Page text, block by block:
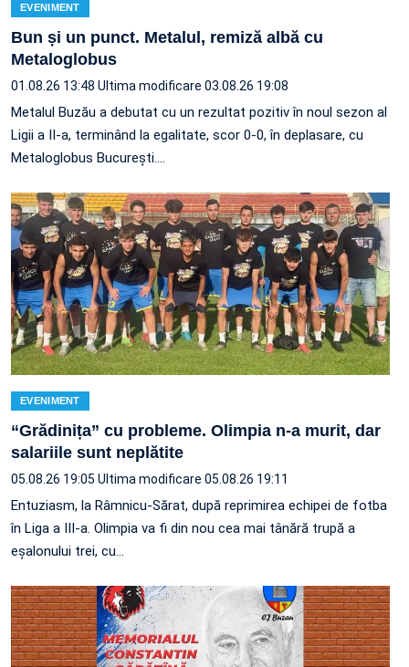
EVENIMENT
Bun și un punct. Metalul, remiză albă cu
Metaloglobus
01.08.26 13:48 Ultima modificare 03.08.26 19:08
Metalul Buzău a debutat cu un rezultat pozitiv în noul sezon al
Ligii a II-a, terminând la egalitate, scor 0-0, în deplasare, cu
Metaloglobus București.…
EVENIMENT
“Grădinița” cu probleme. Olimpia n-a murit, dar
salariile sunt neplătite
05.08.26 19:05 Ultima modificare 05.08.26 19:11
Entuziasm, la Râmnicu-Sărat, după reprimirea echipei de fotba
în Liga a III-a. Olimpia va fi din nou cea mai tânără trupă a
eșalonului trei, cu…